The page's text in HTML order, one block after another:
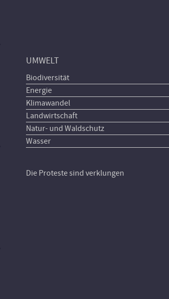
UMWELT
Biodiversität
Energie
Klimawandel
Landwirtschaft
Natur- und Waldschutz
Wasser
Die Proteste sind verklungen